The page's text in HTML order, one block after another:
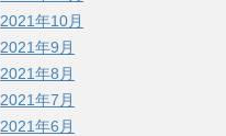
2021年10月
2021年9月
2021年8月
2021年7月
2021年6月